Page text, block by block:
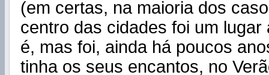
(em certas, na maioria dos
centro das cidades foi um
é, mas foi, ainda há poucos
tinha os seus encantos, no